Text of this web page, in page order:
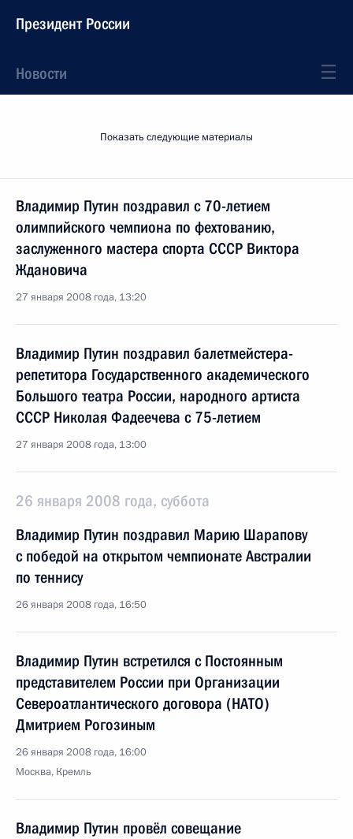
Президент России
Новости
Показать следующие материалы
Владимир Путин поздравил с 70-летием
олимпийского чемпиона по фехтованию,
заслуженного мастера спорта СССР Виктора
Ждановича
27 января 2008 года, 13:20
Владимир Путин поздравил балетмейстера-
репетитора Государственного академического
Большого театра России, народного артиста
СССР Николая Фадеечева с 75-летием
27 января 2008 года, 13:00
26 января 2008 года, суббота
Владимир Путин поздравил Марию Шарапову
с победой на открытом чемпионате Австралии
по теннису
26 января 2008 года, 16:50
Владимир Путин встретился с Постоянным
представителем России при Организации
Североатлантического договора (НАТО)
Дмитрием Рогозиным
26 января 2008 года, 16:00
Москва, Кремль
Владимир Путин провёл совещание